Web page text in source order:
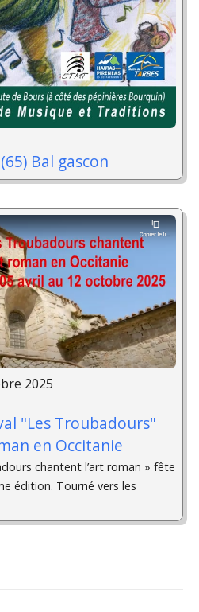
(65) Bal gascon
2025
"Les Troubadours"
en Occitanie
chantent l’art roman » fête
édition. Tourné vers les